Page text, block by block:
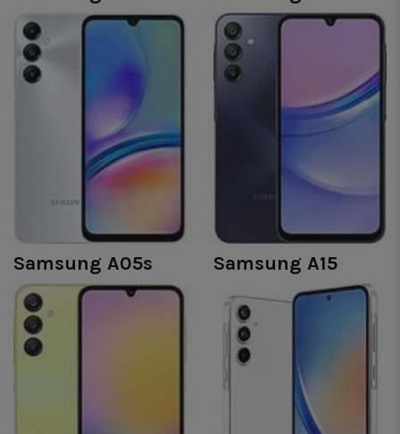
Samsung A05s Samsung A15